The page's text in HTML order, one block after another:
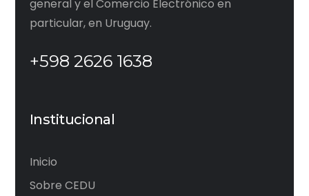
general y el Comercio Electrónico en
particular, en Uruguay.
+598 2626 1638
Institucional
Inicio
Sobre CEDU